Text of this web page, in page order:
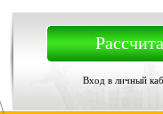
Вход в личный